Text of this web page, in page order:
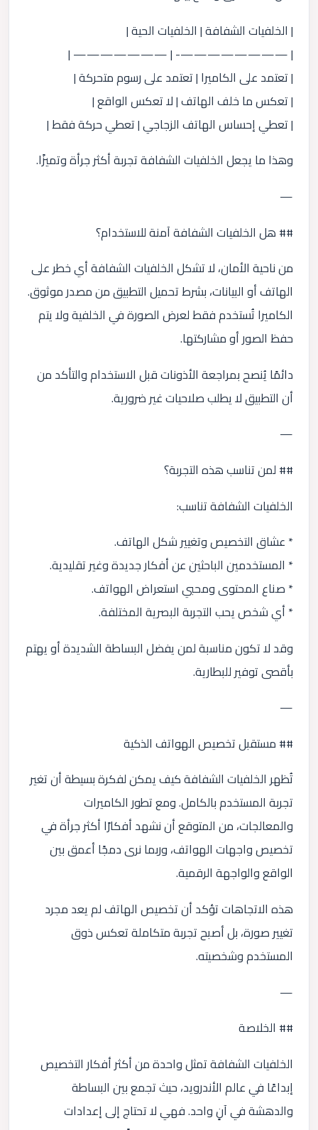
| الخلفيات الشفافة | الخلفيات الحية |
| ————————- | ——————— |
| تعتمد على الكاميرا | تعتمد على رسوم متحركة |
| تعكس ما خلف الهاتف | لا تعكس الواقع |
| تعطي إحساس الهاتف الزجاجي | تعطي حركة فقط |
وهذا ما يجعل الخلفيات الشفافة تجربة أكثر جرأة وتميزًا.
—
## هل الخلفيات الشفافة آمنة للاستخدام؟
من ناحية الأمان، لا تشكل الخلفيات الشفافة أي خطر على
الهاتف أو البيانات، بشرط تحميل التطبيق من مصدر موثوق.
الكاميرا تُستخدم فقط لعرض الصورة في الخلفية ولا يتم
حفظ الصور أو مشاركتها.
دائمًا يُنصح بمراجعة الأذونات قبل الاستخدام والتأكد من
أن التطبيق لا يطلب صلاحيات غير ضرورية.
—
## لمن تناسب هذه التجربة؟
الخلفيات الشفافة تناسب:
* عشاق التخصيص وتغيير شكل الهاتف.
* المستخدمين الباحثين عن أفكار جديدة وغير تقليدية.
* صناع المحتوى ومحبي استعراض الهواتف.
* أي شخص يحب التجربة البصرية المختلفة.
وقد لا تكون مناسبة لمن يفضل البساطة الشديدة أو يهتم
بأقصى توفير للبطارية.
—
## مستقبل تخصيص الهواتف الذكية
تُظهر الخلفيات الشفافة كيف يمكن لفكرة بسيطة أن تغير
تجربة المستخدم بالكامل. ومع تطور الكاميرات
والمعالجات، من المتوقع أن نشهد أفكارًا أكثر جرأة في
تخصيص واجهات الهواتف، وربما نرى دمجًا أعمق بين
الواقع والواجهة الرقمية.
هذه الاتجاهات تؤكد أن تخصيص الهاتف لم يعد مجرد
تغيير صورة، بل أصبح تجربة متكاملة تعكس ذوق
المستخدم وشخصيته.
—
## الخلاصة
الخلفيات الشفافة تمثل واحدة من أكثر أفكار التخصيص
إبداعًا في عالم الأندرويد، حيث تجمع بين البساطة
والدهشة في آنٍ واحد. فهي لا تحتاج إلى إعدادات